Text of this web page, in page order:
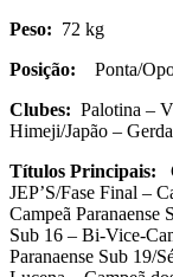
Peso: 72
Posição: Ponta/
Clubes: Palotina –
Himeji/Japão –
Títulos Principais:
JEP’S/Fase Final –
Campeã Paranaense
Sub 16 – Bi-Vice-
Paranaense Sub 19/